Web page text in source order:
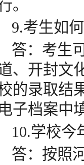
。
9.考生如
答：考生
、开封文
的录取结
子档案中
10.学校今
答：按照